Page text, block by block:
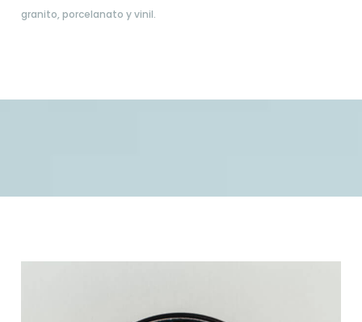
granito, porcelanato y vinil.